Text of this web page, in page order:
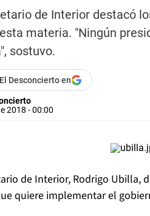
de Interior destacó
materia. "Ningún
sostuvo.
Desconcierto en
2018 - 00:00
de Interior, Rodrigo Ubilla,
quiere implementar el